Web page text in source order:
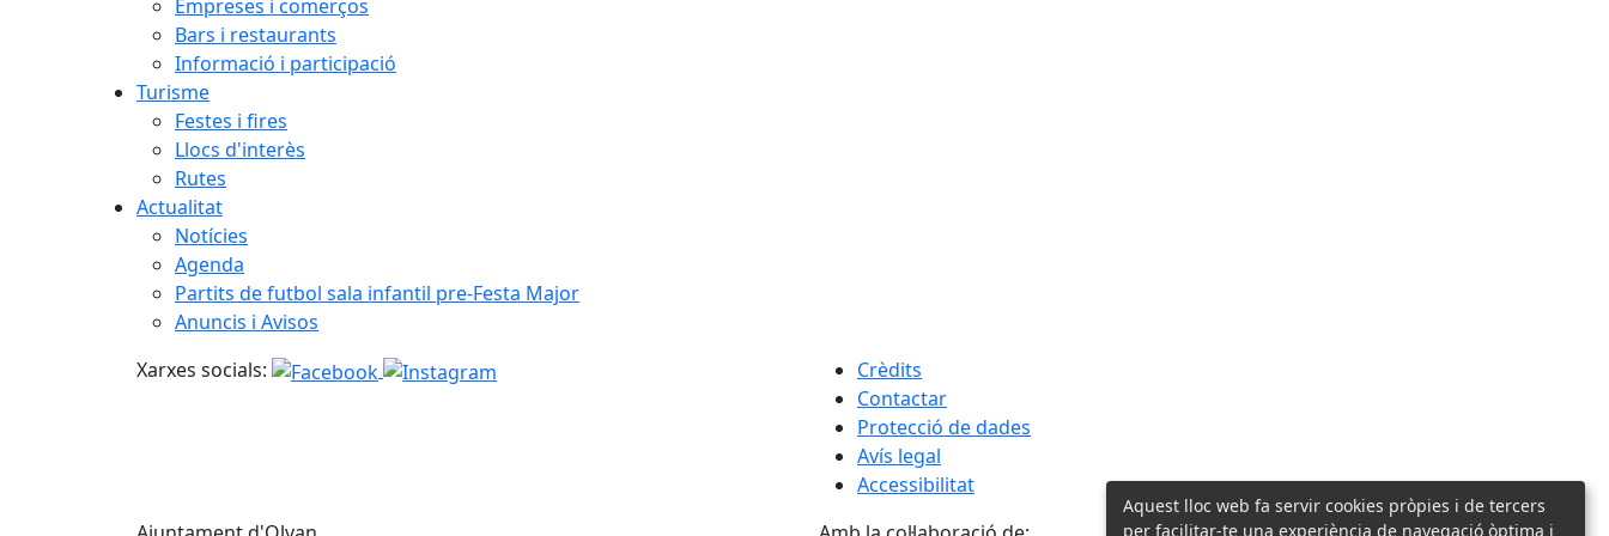
Empreses i comerços
Bars i restaurants
Informació i participació
Turisme
Festes i fires
Llocs d'interès
Rutes
Actualitat
Notícies
Agenda
Partits de futbol sala infantil pre-Festa Major
Anuncis i Avisos
Xarxes socials:
Crèdits
Contactar
Protecció de dades
Avís legal
Accessibilitat
Aquest lloc web fa servir cookies pròpies i de tercers
per facilitar-te una experiència de navegació òptima i